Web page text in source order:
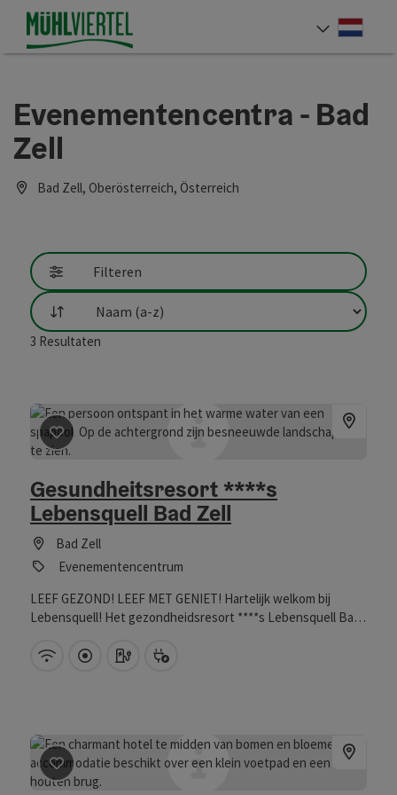
InhoudAccesskey
[0]
NavigatieAccesskey
[1]
PaginabeginAccesskey
[2]
Evenementencentra - Bad
Zell
Bad Zell, Oberösterreich, Österreich
Filteren
Filtering
3 Resultaten
Bijdrage aankruisen
Gesundheitsresort ****s
Lebensquell Bad Zell
Bad Zell
Evenementencentrum
LEEF GEZOND! LEEF MET GENIET! Hartelijk welkom bij
Lebensquell! Het gezondheidsresort ****s Lebensquell Bad
lagere Mühlviertel. Wij leven en werken volgens het motto
en fiets vriendelijk. Uw volgende toerverhaal begint direct
voor onze hoteldeur – alle beschikbare tochten vindt u HIER.
W-LAN (gratis)Direct in het centrum
auto oplaadstation
Bijdrage aankruisen